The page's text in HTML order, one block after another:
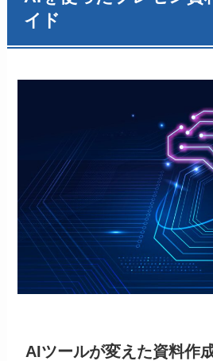
イド
AIツールが変えた資料作